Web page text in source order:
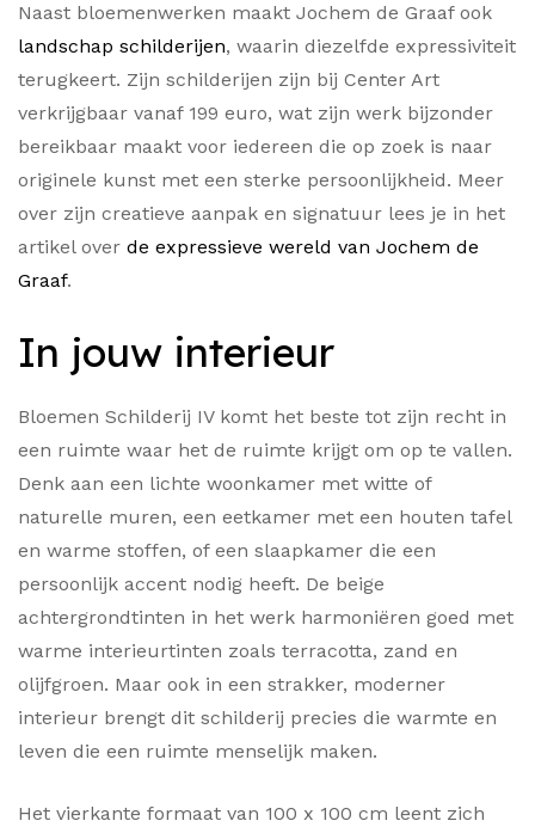
Naast bloemenwerken maakt Jochem de Graaf ook
landschap schilderijen, waarin diezelfde expressiviteit
terugkeert. Zijn schilderijen zijn bij Center Art
verkrijgbaar vanaf 199 euro, wat zijn werk bijzonder
bereikbaar maakt voor iedereen die op zoek is naar
originele kunst met een sterke persoonlijkheid. Meer
over zijn creatieve aanpak en signatuur lees je in het
artikel over de expressieve wereld van Jochem de
Graaf.
In jouw interieur
Bloemen Schilderij IV komt het beste tot zijn recht in
een ruimte waar het de ruimte krijgt om op te vallen.
Denk aan een lichte woonkamer met witte of
naturelle muren, een eetkamer met een houten tafel
en warme stoffen, of een slaapkamer die een
persoonlijk accent nodig heeft. De beige
achtergrondtinten in het werk harmoniëren goed met
warme interieurtinten zoals terracotta, zand en
olijfgroen. Maar ook in een strakker, moderner
interieur brengt dit schilderij precies die warmte en
leven die een ruimte menselijk maken.
Het vierkante formaat van 100 x 100 cm leent zich